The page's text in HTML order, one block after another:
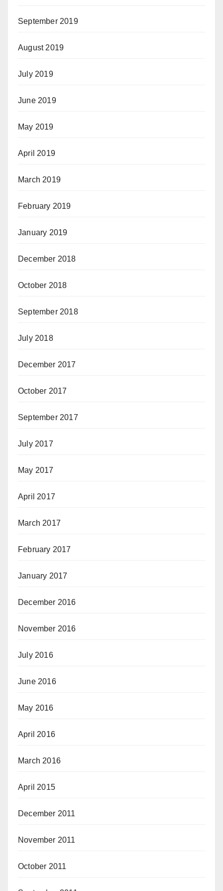
September 2019
August 2019
July 2019
June 2019
May 2019
April 2019
March 2019
February 2019
January 2019
December 2018
October 2018
September 2018
July 2018
December 2017
October 2017
September 2017
July 2017
May 2017
April 2017
March 2017
February 2017
January 2017
December 2016
November 2016
July 2016
June 2016
May 2016
April 2016
March 2016
April 2015
December 2011
November 2011
October 2011